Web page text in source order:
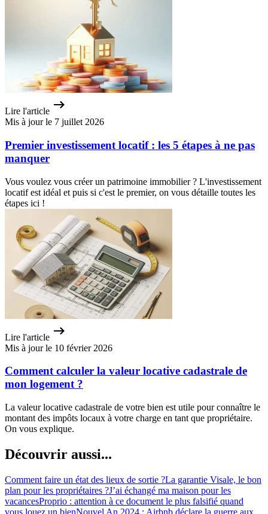
Lire l'article
Mis à jour le 7 juillet 2026
Premier investissement locatif : les 5 étapes à ne pas
manquer
Vous voulez vous créer un patrimoine immobilier ? L'investissement
locatif est idéal et puis si c'est le premier, on vous détaille toutes les
étapes ici !
Lire l'article
Mis à jour le 10 février 2026
Comment calculer la valeur locative cadastrale de
mon logement ?
La valeur locative cadastrale de votre bien est utile pour connaître le
montant des impôts locaux à votre charge en tant que propriétaire.
On vous explique.
Découvrir aussi...
Comment faire un état des lieux de sortie ?La garantie Visale, le bon
plan pour les propriétaires ?J’ai échangé ma maison pour les
vacancesProprio : attention à ce document le plus falsifié quand
vous louez un bienNouvel An 2024 : Airbnb déclare la guerre aux